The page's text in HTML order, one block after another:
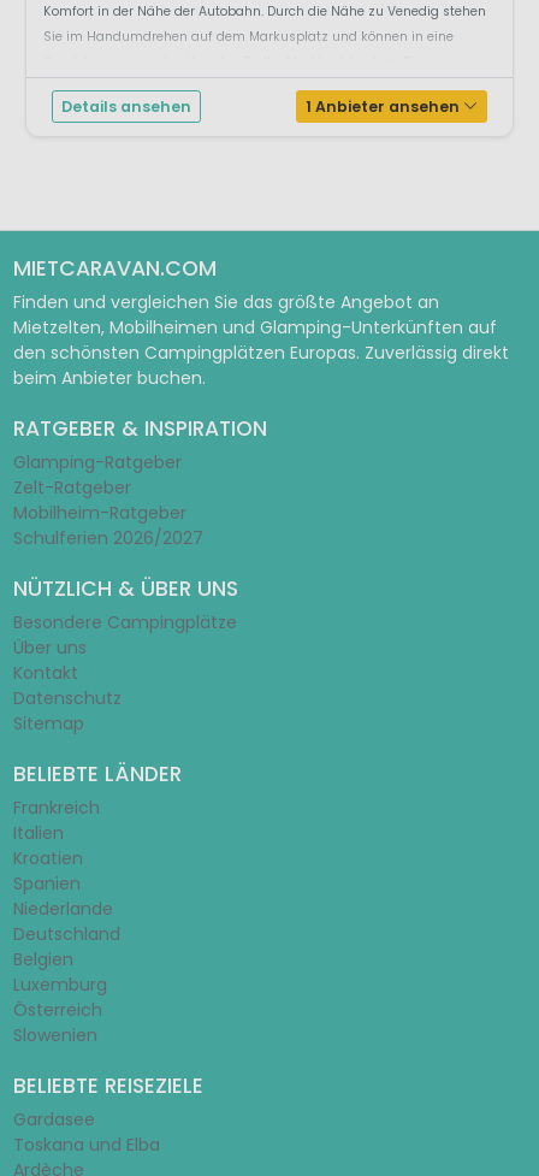
Komfort in der Nähe der Autobahn. Durch die Nähe zu Venedig stehen
Sie im Handumdrehen auf dem Markusplatz und können in eine
Shuttle-Bus ...
Details ansehen 1 Anbieter ansehen
MIETCARAVAN.COM
Finden und vergleichen Sie das größte Angebot an
Mietzelten, Mobilheimen und Glamping-Unterkünften auf
den schönsten Campingplätzen Europas. Zuverlässig direkt
beim Anbieter buchen.
RATGEBER & INSPIRATION
Glamping-Ratgeber
Zelt-Ratgeber
Mobilheim-Ratgeber
Schulferien 2026/2027
NÜTZLICH & ÜBER UNS
Besondere Campingplätze
Über uns
Kontakt
Datenschutz
Sitemap
BELIEBTE LÄNDER
Frankreich
Italien
Kroatien
Spanien
Niederlande
Deutschland
Belgien
Luxemburg
Österreich
Slowenien
BELIEBTE REISEZIELE
Gardasee
Toskana und Elba
Ardèche